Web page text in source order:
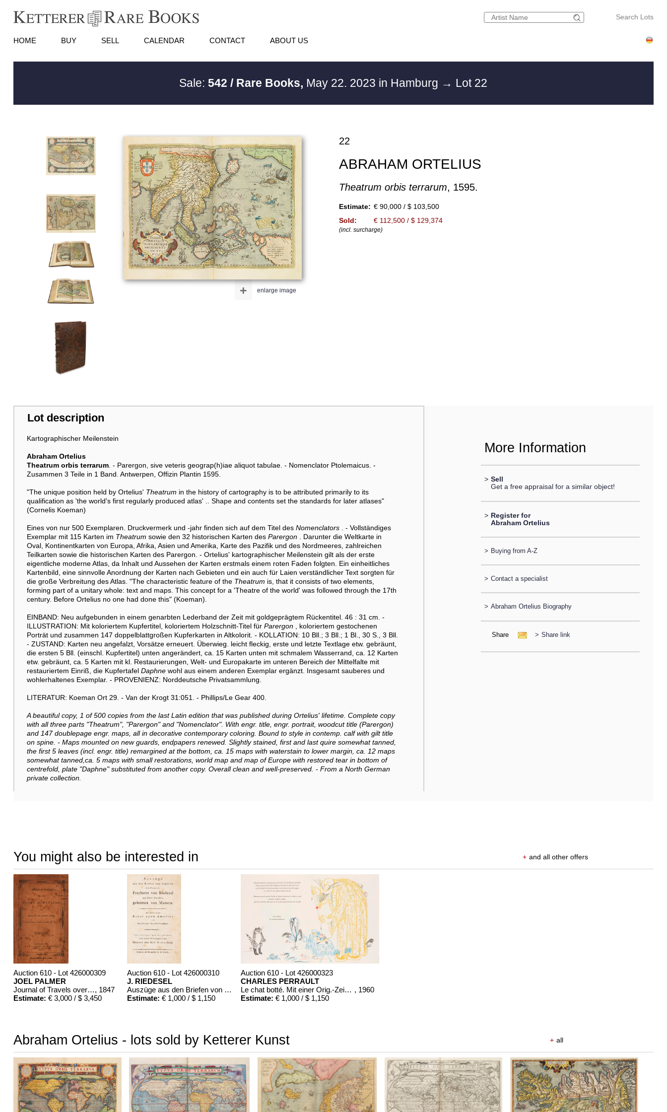
Search Lots
HOME BUY SELL CALENDAR CONTACT ABOUT US
Sale:542 / Rare Books, May 22. 2023 in Hamburg → Lot 22
enlarge image
+
22
ABRAHAM ORTELIUS
Theatrum orbis terrarum, 1595.
Estimate: € 90,000 / $ 103,500
Sold:
€ 112,500 / $ 129,374
(incl. surcharge)
Lot description
Kartographischer Meilenstein
Abraham Ortelius
Theatrum orbis terrarum. - Parergon, sive veteris geograp(h)iae aliquot tabulae. - Nomenclator Ptolemaicus. -
Zusammen 3 Teile in 1 Band. Antwerpen, Offizin Plantin 1595.
"The unique position held by Ortelius' Theatrum in the history of cartography is to be attributed primarily to its
qualification as 'the world's first regularly produced atlas' .. Shape and contents set the standards for later atlases"
(Cornelis Koeman)
Eines von nur 500 Exemplaren. Druckvermerk und -jahr finden sich auf dem Titel des Nomenclators. - Vollständiges
Exemplar mit 115 Karten im Theatrum sowie den 32 historischen Karten des Parergon. Darunter die Weltkarte in
Oval, Kontinentkarten von Europa, Afrika, Asien und Amerika, Karte des Pazifik und des Nordmeeres, zahlreichen
Teilkarten sowie die historischen Karten des Parergon. - Ortelius' kartographischer Meilenstein gilt als der erste
eigentliche moderne Atlas, da Inhalt und Aussehen der Karten erstmals einem roten Faden folgten. Ein einheitliches
Kartenbild, eine sinnvolle Anordnung der Karten nach Gebieten und ein auch für Laien verständlicher Text sorgten für
die große Verbreitung des Atlas. "The characteristic feature of the Theatrum is, that it consists of two elements,
forming part of a unitary whole: text and maps. This concept for a 'Theatre of the world' was followed through the 17th
century. Before Ortelius no one had done this" (Koeman).
EINBAND: Neu aufgebunden in einem genarbten Lederband der Zeit mit goldgeprägtem Rückentitel. 46 : 31 cm. -
ILLUSTRATION: Mit koloriertem Kupfertitel, koloriertem Holzschnitt-Titel für Parergon, koloriertem gestochenen
Porträt und zusammen 147 doppelblattgroßen Kupferkarten in Altkolorit. - KOLLATION: 10 Bll.; 3 Bll.; 1 Bl., 30 S., 3 Bll.
- ZUSTAND: Karten neu angefalzt, Vorsätze erneuert. Überwieg. leicht fleckig, erste und letzte Textlage etw. gebräunt,
die ersten 5 Bll. (einschl. Kupfertitel) unten angerändert, ca. 15 Karten unten mit schmalem Wasserrand, ca. 12 Karten
etw. gebräunt, ca. 5 Karten mit kl. Restaurierungen, Welt- und Europakarte im unteren Bereich der Mittelfalte mit
restauriertem Einriß, die Kupfertafel Daphnewohl aus einem anderen Exemplar ergänzt. Insgesamt sauberes und
wohlerhaltenes Exemplar. - PROVENIENZ: Norddeutsche Privatsammlung.
LITERATUR: Koeman Ort 29. - Van der Krogt 31:051. - Phillips/Le Gear 400.
A beautiful copy, 1 of 500 copies from the last Latin edition that was published during Ortelius' lifetime. Complete copy
with all three parts "Theatrum", "Parergon" and "Nomenclator". With engr. title, engr. portrait, woodcut title (Parergon)
and 147 doublepage engr. maps, all in decorative contemporary coloring. Bound to style in contemp. calf with gilt title
on spine. - Maps mounted on new guards, endpapers renewed. Slightly stained, first and last quire somewhat tanned,
the first 5 leaves (incl. engr. title) remargined at the bottom, ca. 15 maps with waterstain to lower margin, ca. 12 maps
somewhat tanned,ca. 5 maps with small restorations, world map and map of Europe with restored tear in bottom of
centrefold, plate "Daphne" substituted from another copy. Overall clean and well-preserved. - From a North German
private collection.
More Information
> Sell
Get a free appraisal for a similar object!
> Register for
Abraham Ortelius
> Buying from A-Z
> Contact a specialist
> Abraham Ortelius Biography
Share > Share link
You might also be interested in + and all other offers
Auction 610 - Lot 426000309
JOEL PALMER
Journal of Travels over the Rocky Mountains, 1847
Estimate: € 3,000 / $ 3,450
Auction 610 - Lot 426000310
J. RIEDESEL
Auszüge aus den Briefen von Riedesel ... Reise nach America
Estimate: € 1,000 / $ 1,150
Auction 610 - Lot 426000323
CHARLES PERRAULT
Le chat botté. Mit einer Orig.-Zeichnung , 1960
Estimate: € 1,000 / $ 1,150
Abraham Ortelius - lots sold by Ketterer Kunst + all